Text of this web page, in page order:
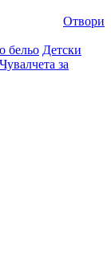
Отвори
бельо Детски
Чувалчета за